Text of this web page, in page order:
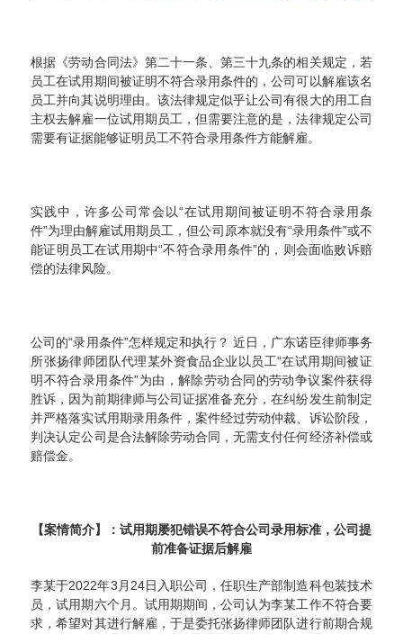
根据《劳动合同法》第二十一条、第三十九条的相关规定，若
员工在试用期间被证明不符合录用条件的，公司可以解雇该名
员工并向其说明理由。该法律规定似乎让公司有很大的用工自
主权去解雇一位试用期员工，但需要注意的是，法律规定公司
需要有证据能够证明员工不符合录用条件方能解雇。
实践中，许多公司常会以“在试用期间被证明不符合录用条
件”为理由解雇试用期员工，但公司原本就没有“录用条件”或不
能证明员工在试用期中“不符合录用条件”的，则会面临败诉赔
偿的法律风险。
公司的“录用条件”怎样规定和执行？ 近日，广东诺臣律师事务
所张扬律师团队代理某外资食品企业以员工“在试用期间被证
明不符合录用条件”为由，解除劳动合同的劳动争议案件获得
胜诉，因为前期律师与公司证据准备充分，在纠纷发生前制定
并严格落实试用期录用条件，案件经过劳动仲裁、诉讼阶段，
判决认定公司是合法解除劳动合同，无需支付任何经济补偿或
赔偿金。
【案情简介】：试用期屡犯错误不符合公司录用标准，公司提
前准备证据后解雇
李某于2022年3月24日入职公司，任职生产部制造科包装技术
员，试用期六个月。试用期期间，公司认为李某工作不符合要
求，希望对其进行解雇，于是委托张扬律师团队进行前期合规